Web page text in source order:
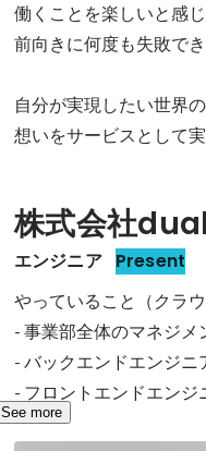
働くことを楽しいと感
前向きに何度も失敗でき
自分が実現したい世界の
想いをサービスとして
株式会社
エンジニア Present
やっていること（クラ
- 事業部全体のマネジメ
- バックエンドエンジニ
- フロントエンドエンジ
See more